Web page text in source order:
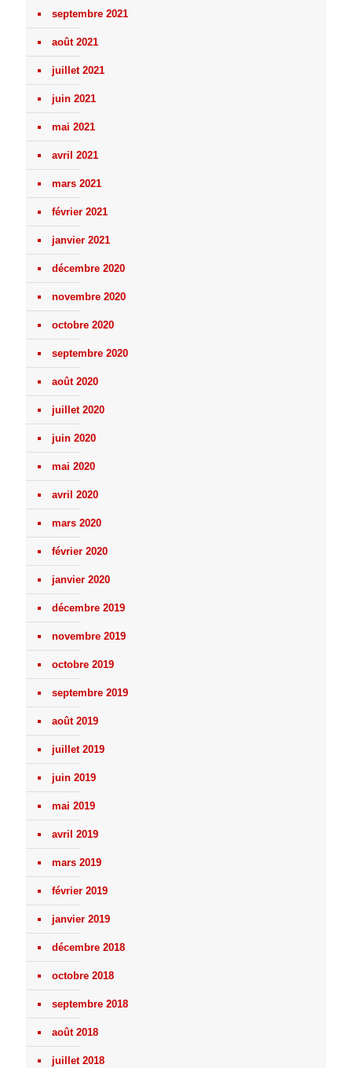
septembre 2021
août 2021
juillet 2021
juin 2021
mai 2021
avril 2021
mars 2021
février 2021
janvier 2021
décembre 2020
novembre 2020
octobre 2020
septembre 2020
août 2020
juillet 2020
juin 2020
mai 2020
avril 2020
mars 2020
février 2020
janvier 2020
décembre 2019
novembre 2019
octobre 2019
septembre 2019
août 2019
juillet 2019
juin 2019
mai 2019
avril 2019
mars 2019
février 2019
janvier 2019
décembre 2018
octobre 2018
septembre 2018
août 2018
juillet 2018